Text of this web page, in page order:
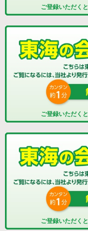
ご登録いただくと
ご登録いただくと
ご登録いただくと